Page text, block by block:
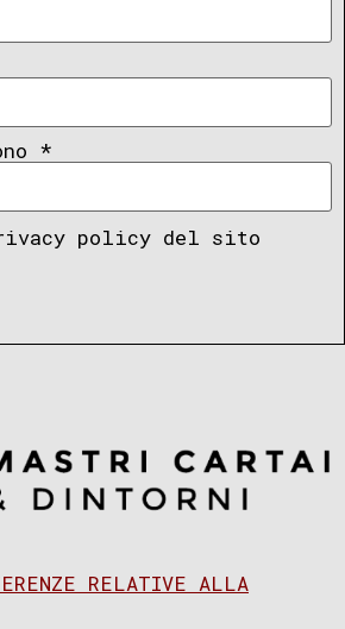
*
policy del sito
RELATIVE ALLA